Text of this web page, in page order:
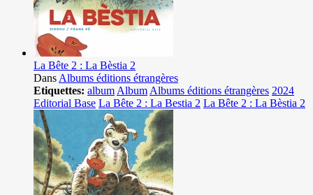
La Bête 2 : La Bèstia 2
Dans Albums éditions étrangères
Etiquettes: album Album Albums éditions étrangères 2024
Editorial Base La Bête 2 : La Bestia 2 La Bête 2 : La Bèstia 2